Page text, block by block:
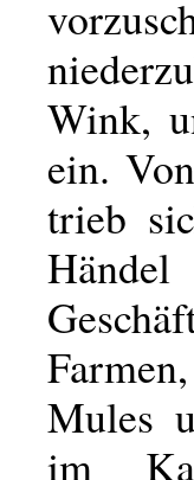
Wink,
ein.
trieb
Mules
im